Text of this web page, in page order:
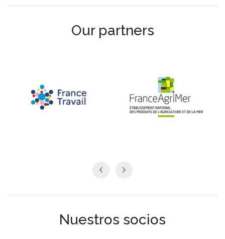
Our partners
Nuestros socios